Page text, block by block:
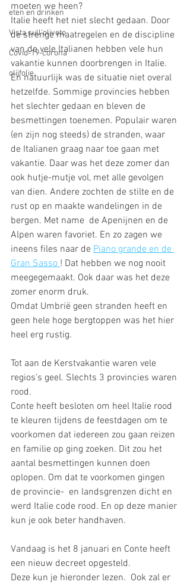
eten en drinken
Vista sull'oliveto
Covid-19-corona
olijfolie
moeten we heen?
Italie heeft het niet slecht gedaan. Door
de strenge maatregelen en de discipline
van de vele Italianen hebben vele hun
vakantie kunnen doorbrengen in Italie.
En natuurlijk was de situatie niet overal
hetzelfde. Sommige provincies hebben
het slechter gedaan en bleven de
besmettingen toenemen. Populair waren
(en zijn nog steeds) de stranden, waar
de Italianen graag naar toe gaan met
vakantie. Daar was het deze zomer dan
ook hutje-mutje vol, met alle gevolgen
van dien. Andere zochten de stilte en de
rust op en maakte wandelingen in de
bergen. Met name  de Apenijnen en de
Alpen waren favoriet. En zo zagen we
ineens files naar de Piano grande en de
Gran Sasso ! Dat hebben we nog nooit
meegegemaakt. Ook daar was het deze
zomer enorm druk.
Omdat Umbrië geen stranden heeft en
geen hele hoge bergtoppen was het hier
heel erg rustig.
Tot aan de Kerstvakantie waren vele
regios's geel. Slechts 3 provincies waren
rood.
Conte heeft besloten om heel Italie rood
te kleuren tijdens de feestdagen om te
voorkomen dat iedereen zou gaan reizen
en familie op ging zoeken. Dit zou het
aantal besmettingen kunnen doen
oplopen. Om dat te voorkomen gingen
de provincie-  en landsgrenzen dicht en
werd Italie code rood. En op deze manier
kun je ook beter handhaven.
Vandaag is het 8 januari en Conte heeft
een nieuw decreet opgesteld.
Deze kun je hieronder lezen.  Ook zal er